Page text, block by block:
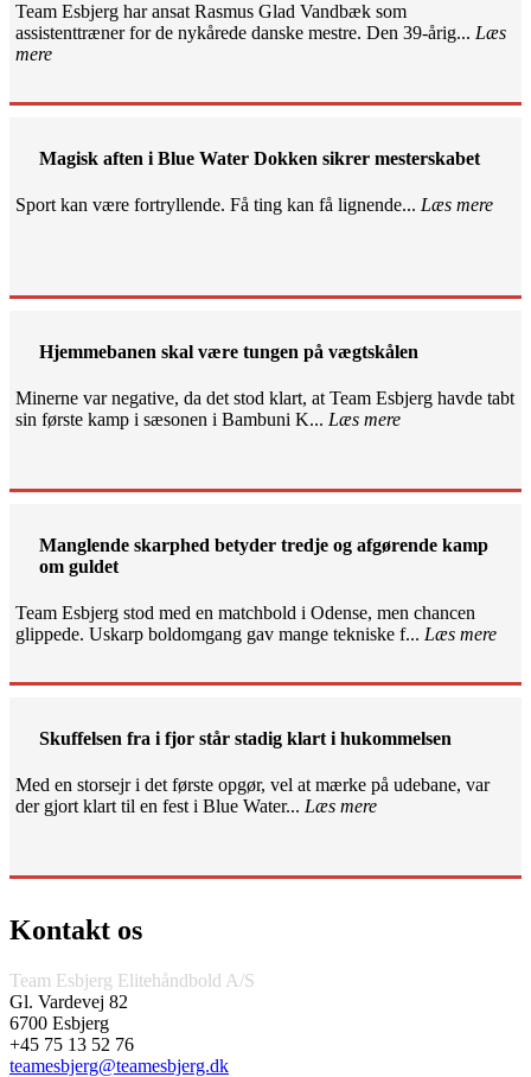
Team Esbjerg har ansat Rasmus Glad Vandbæk som
assistenttræner for de nykårede danske mestre. Den 39-årig... Læs
mere
Magisk aften i Blue Water Dokken sikrer mesterskabet
Sport kan være fortryllende. Få ting kan få lignende... Læs mere
Hjemmebanen skal være tungen på vægtskålen
Minerne var negative, da det stod klart, at Team Esbjerg havde tabt
sin første kamp i sæsonen i Bambuni K... Læs mere
Manglende skarphed betyder tredje og afgørende kamp
om guldet
Team Esbjerg stod med en matchbold i Odense, men chancen
glippede. Uskarp boldomgang gav mange tekniske f... Læs mere
Skuffelsen fra i fjor står stadig klart i hukommelsen
Med en storsejr i det første opgør, vel at mærke på udebane, var
der gjort klart til en fest i Blue Water... Læs mere
Kontakt os
Team Esbjerg Elitehåndbold A/S
Gl. Vardevej 82
6700 Esbjerg
+45 75 13 52 76
teamesbjerg@teamesbjerg.dk